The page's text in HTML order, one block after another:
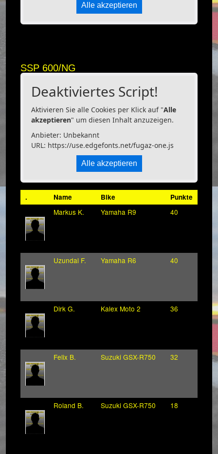
Alle akzeptieren
SSP 600/NG
Deaktiviertes Script!
Aktivieren Sie alle Cookies per Klick auf "Alle
akzeptieren" um diesen Inhalt anzuzeigen.
Anbieter: Unbekannt
URL: https://use.edgefonts.net/fugaz-one.js
Alle akzeptieren
. Name Bike Punkte
Markus K. Yamaha R9 40
Uzundal F. Yamaha R6 40
Dirk G. Kalex Moto 2 36
Felix B. Suzuki GSX-R750 32
Roland B. Suzuki GSX-R750 18